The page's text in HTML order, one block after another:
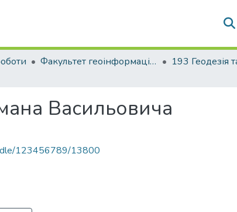
Факультет геоінформаційних систем та управління територіями
Васильовича
123456789/13800